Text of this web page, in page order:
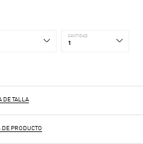
CANTIDAD
DE TALLA
DE PRODUCTO